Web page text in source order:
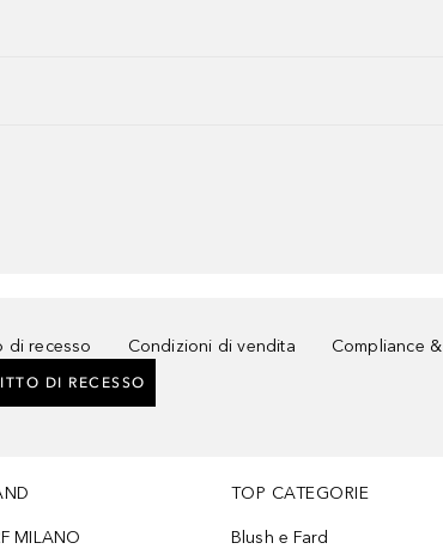
di recesso Condizioni di vendita
Compliance
DI RECESSO
MILANO
TOP CATEGORIE
Blush e Fard